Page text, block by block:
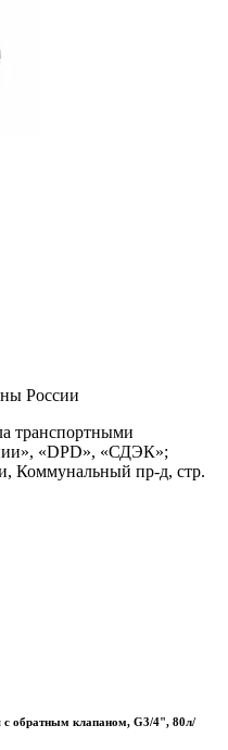
России
транспортными
«DPD», «СДЭК»;
Коммунальный пр-д, стр.
с обратным клапаном, G3/4", 80л/